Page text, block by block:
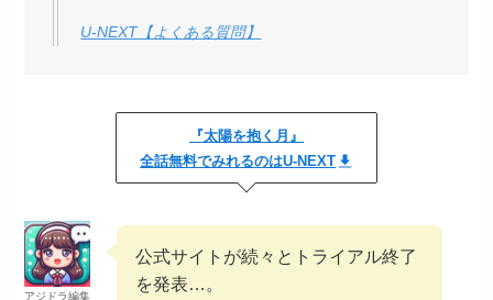
U-NEXT【よくある質問】
『太陽を抱く月』
全話無料でみれるのはU-NEXT
アジドラ編集
公式サイトが続々とトライアル終了
を発表…。